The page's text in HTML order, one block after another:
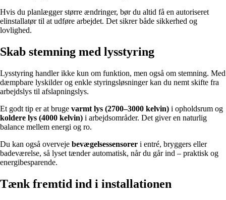
Hvis du planlægger større ændringer, bør du altid få en autoriseret
elinstallatør til at udføre arbejdet. Det sikrer både sikkerhed og
lovlighed.
Skab stemning med lysstyring
Lysstyring handler ikke kun om funktion, men også om stemning. Med
dæmpbare lyskilder og enkle styringsløsninger kan du nemt skifte fra
arbejdslys til afslapningslys.
Et godt tip er at bruge varmt lys (2700–3000 kelvin) i opholdsrum og
koldere lys (4000 kelvin) i arbejdsområder. Det giver en naturlig
balance mellem energi og ro.
Du kan også overveje bevægelsessensorer i entré, bryggers eller
badeværelse, så lyset tænder automatisk, når du går ind – praktisk og
energibesparende.
Tænk fremtid ind i installationen